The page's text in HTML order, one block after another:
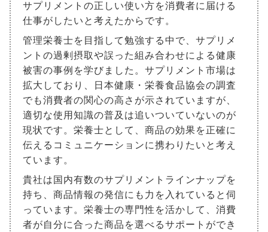
サプリメントの正しい使い方を消費者に届ける
仕事がしたいと考えたからです。
管理栄養士を目指して勉強する中で、サプリメ
ントの過剰摂取や誤った組み合わせによる健康
被害の事例を学びました。サプリメント市場は
拡大しており、日本健康・栄養食品協会の調査
でも消費者の関心の高さが示されていますが、
適切な使用知識の普及は追いついていないのが
現状です。栄養士として、商品の効果を正確に
伝えるコミュニケーションに携わりたいと考え
ています。
貴社は国内有数のサプリメントラインナップを
持ち、商品情報の発信にも力を入れていると伺
っています。栄養士の専門性を活かして、消費
者が自分に合った商品を選べるサポートができ